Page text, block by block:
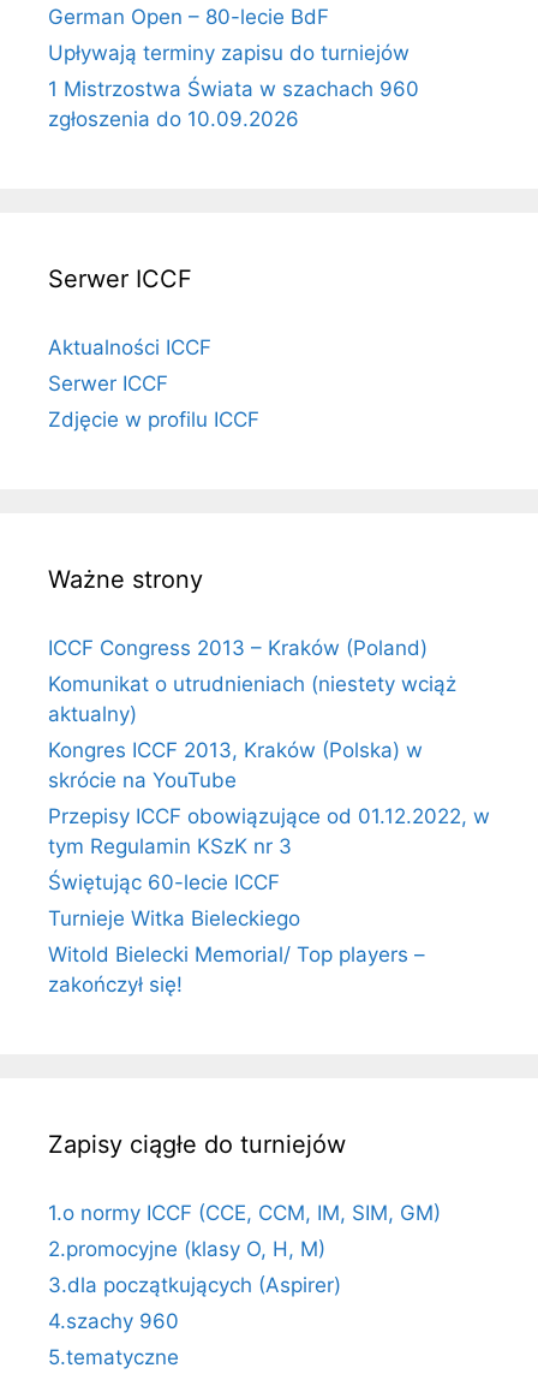
German Open – 80-lecie BdF
Upływają terminy zapisu do turniejów
1 Mistrzostwa Świata w szachach 960
zgłoszenia do 10.09.2026
Serwer ICCF
Aktualności ICCF
Serwer ICCF
Zdjęcie w profilu ICCF
Ważne strony
ICCF Congress 2013 – Kraków (Poland)
Komunikat o utrudnieniach (niestety wciąż
aktualny)
Kongres ICCF 2013, Kraków (Polska) w
skrócie na YouTube
Przepisy ICCF obowiązujące od 01.12.2022, w
tym Regulamin KSzK nr 3
Świętując 60-lecie ICCF
Turnieje Witka Bieleckiego
Witold Bielecki Memorial/ Top players –
zakończył się!
Zapisy ciągłe do turniejów
1.o normy ICCF (CCE, CCM, IM, SIM, GM)
2.promocyjne (klasy O, H, M)
3.dla początkujących (Aspirer)
4.szachy 960
5.tematyczne